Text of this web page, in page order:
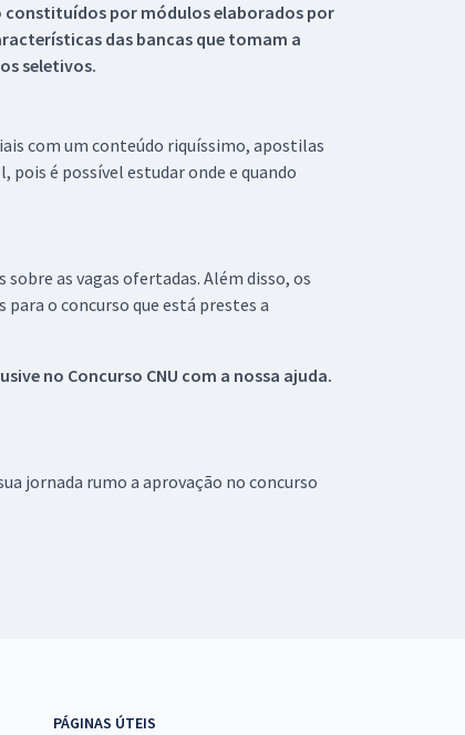
constituídos por módulos elaborados por
das bancas que tomam a
seletivos.
com um conteúdo riquíssimo, apostilas
é possível estudar onde e quando
as vagas ofertadas. Além disso, os
o concurso que está prestes a
no Concurso CNU com a nossa ajuda.
jornada rumo a aprovação no concurso
PÁGINAS ÚTEIS